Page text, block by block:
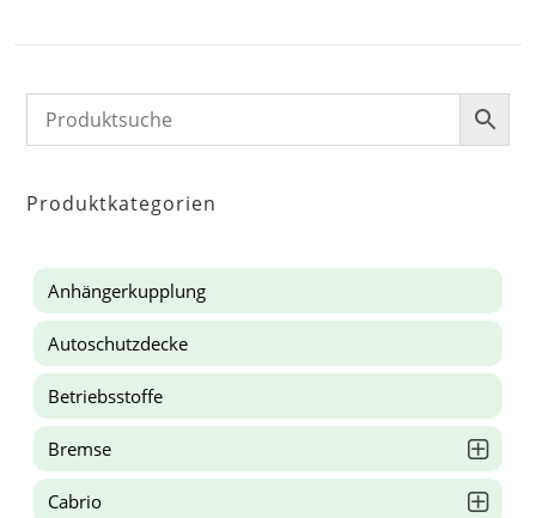
Produktkategorien
Anhängerkupplung
Autoschutzdecke
Betriebsstoffe
Bremse
Cabrio